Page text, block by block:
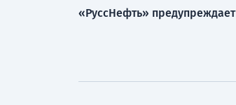
«РуссНефть» предупреждает